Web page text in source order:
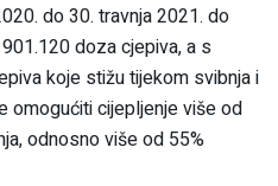
do 30. travnja 2021. do
doza cjepiva, a s
koje stižu tijekom svibnja i
omogućiti cijepljenje više od
odnosno više od 55%